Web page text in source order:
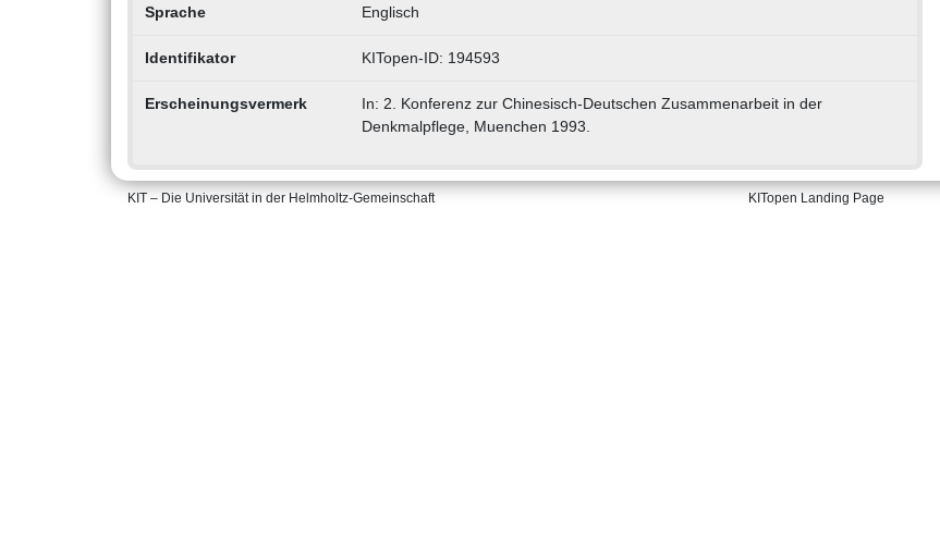
Sprache Englisch
Identifikator KITopen-ID: 194593
Erscheinungsvermerk
In: 2. Konferenz zur Chinesisch-Deutschen Zusammenarbeit in der
Denkmalpflege, Muenchen 1993.
KIT – Die Universität in der Helmholtz-Gemeinschaft KITopen Landing Page